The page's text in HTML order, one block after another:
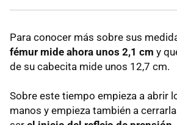
Para conocer más sobre sus
fémur mide ahora unos 2,1 cm y
de su cabecita mide unos 12,7 cm.
Sobre este tiempo empieza a abrir
manos y empieza también a